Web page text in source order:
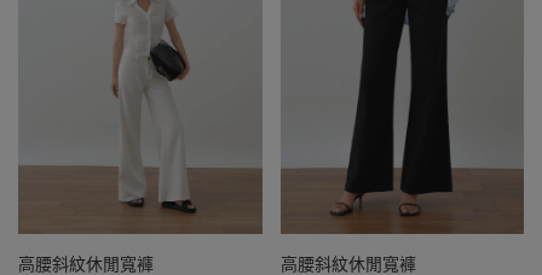
高腰斜紋休閒寬褲 高腰斜紋休閒寬褲